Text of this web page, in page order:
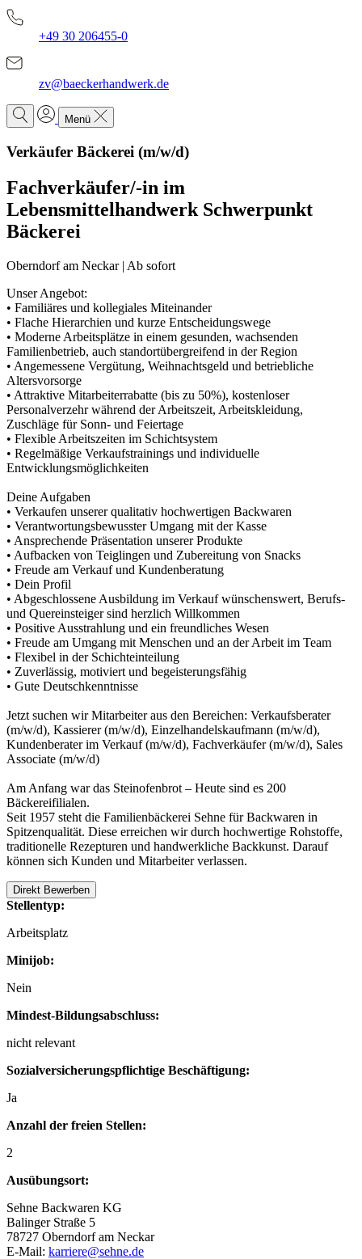
+49 30 206455-0
zv@baeckerhandwerk.de
Menü
Verkäufer Bäckerei (m/w/d)
Fachverkäufer/-in im
Lebensmittelhandwerk Schwerpunkt
Bäckerei
Oberndorf am Neckar | Ab sofort
Unser Angebot:
• Familiäres und kollegiales Miteinander
• Flache Hierarchien und kurze Entscheidungswege
• Moderne Arbeitsplätze in einem gesunden, wachsenden
Familienbetrieb, auch standortübergreifend in der Region
• Angemessene Vergütung, Weihnachtsgeld und betriebliche
Altersvorsorge
• Attraktive Mitarbeiterrabatte (bis zu 50%), kostenloser
Personalverzehr während der Arbeitszeit, Arbeitskleidung,
Zuschläge für Sonn- und Feiertage
• Flexible Arbeitszeiten im Schichtsystem
• Regelmäßige Verkaufstrainings und individuelle
Entwicklungsmöglichkeiten
Deine Aufgaben
• Verkaufen unserer qualitativ hochwertigen Backwaren
• Verantwortungsbewusster Umgang mit der Kasse
• Ansprechende Präsentation unserer Produkte
• Aufbacken von Teiglingen und Zubereitung von Snacks
• Freude am Verkauf und Kundenberatung
• Dein Profil
• Abgeschlossene Ausbildung im Verkauf wünschenswert, Berufs-
und Quereinsteiger sind herzlich Willkommen
• Positive Ausstrahlung und ein freundliches Wesen
• Freude am Umgang mit Menschen und an der Arbeit im Team
• Flexibel in der Schichteinteilung
• Zuverlässig, motiviert und begeisterungsfähig
• Gute Deutschkenntnisse
Jetzt suchen wir Mitarbeiter aus den Bereichen: Verkaufsberater
(m/w/d), Kassierer (m/w/d), Einzelhandelskaufmann (m/w/d),
Kundenberater im Verkauf (m/w/d), Fachverkäufer (m/w/d), Sales
Associate (m/w/d)
Am Anfang war das Steinofenbrot – Heute sind es 200
Bäckereifilialen.
Seit 1957 steht die Familienbäckerei Sehne für Backwaren in
Spitzenqualität. Diese erreichen wir durch hochwertige Rohstoffe,
traditionelle Rezepturen und handwerkliche Backkunst. Darauf
können sich Kunden und Mitarbeiter verlassen.
Direkt Bewerben
Stellentyp:
Arbeitsplatz
Minijob:
Nein
Mindest-Bildungsabschluss:
nicht relevant
Sozialversicherungspflichtige Beschäftigung:
Ja
Anzahl der freien Stellen:
2
Ausübungsort:
Sehne Backwaren KG
Balinger Straße 5
78727 Oberndorf am Neckar
E-Mail: karriere@sehne.de